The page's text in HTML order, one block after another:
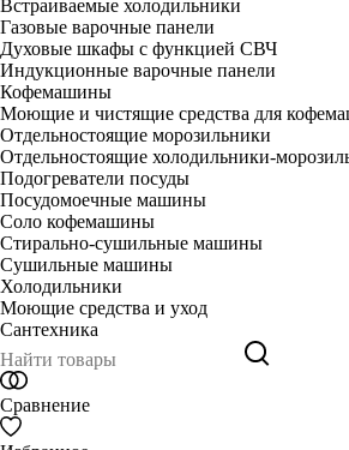
Встраиваемые холодильники
Газовые варочные панели
Духовые шкафы с функцией СВЧ
Индукционные варочные панели
Кофемашины
Моющие и чистящие средства для
Отдельностоящие морозильники
Отдельностоящие холодильники-
Подогреватели посуды
Посудомоечные машины
Соло кофемашины
Стирально-сушильные машины
Сушильные машины
Холодильники
Моющие средства и уход
Сантехника
Сравнение